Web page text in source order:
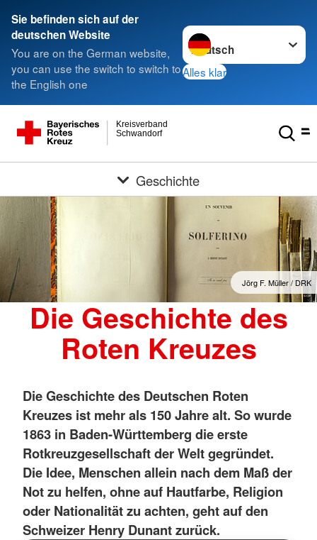
Sie befinden sich auf der
deutschen Website
You are on the German website,
you can use the switch to switch to
the English one
Sprache wechseln zu
Alles klar
Schwandorf
Kreisverband
Geschichte
Jörg F. Müller / DRK
Die Geschichte des
Roten Kreuzes
Die Geschichte des Deutschen Roten
Kreuzes ist mehr als 150 Jahre alt. So wurde
1863 in Baden-Württemberg die erste
Rotkreuzgesellschaft der Welt gegründet.
Die Idee, Menschen allein nach dem Maß der
Not zu helfen, ohne auf Hautfarbe, Religion
oder Nationalität zu achten, geht auf den
Schweizer Henry Dunant zurück.